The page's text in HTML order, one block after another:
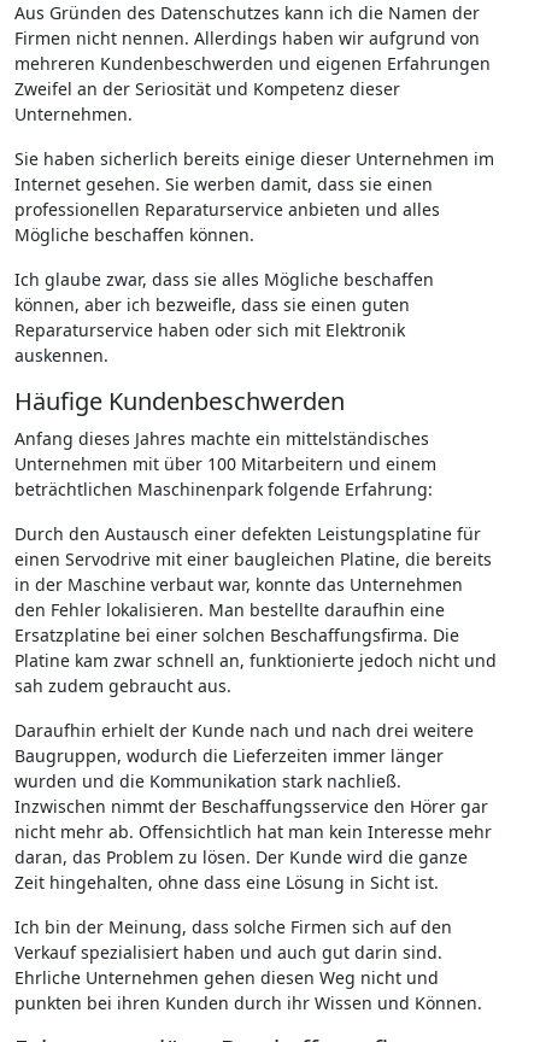
Aus Gründen des Datenschutzes kann ich die Namen der
Firmen nicht nennen. Allerdings haben wir aufgrund von
mehreren Kundenbeschwerden und eigenen Erfahrungen
Zweifel an der Seriosität und Kompetenz dieser
Unternehmen.
Sie haben sicherlich bereits einige dieser Unternehmen im
Internet gesehen. Sie werben damit, dass sie einen
professionellen Reparaturservice anbieten und alles
Mögliche beschaffen können.
Ich glaube zwar, dass sie alles Mögliche beschaffen
können, aber ich bezweifle, dass sie einen guten
Reparaturservice haben oder sich mit Elektronik
auskennen.
Häufige Kundenbeschwerden
Anfang dieses Jahres machte ein mittelständisches
Unternehmen mit über 100 Mitarbeitern und einem
beträchtlichen Maschinenpark folgende Erfahrung:
Durch den Austausch einer defekten Leistungsplatine für
einen Servodrive mit einer baugleichen Platine, die bereits
in der Maschine verbaut war, konnte das Unternehmen
den Fehler lokalisieren. Man bestellte daraufhin eine
Ersatzplatine bei einer solchen Beschaffungsfirma. Die
Platine kam zwar schnell an, funktionierte jedoch nicht und
sah zudem gebraucht aus.
Daraufhin erhielt der Kunde nach und nach drei weitere
Baugruppen, wodurch die Lieferzeiten immer länger
wurden und die Kommunikation stark nachließ.
Inzwischen nimmt der Beschaffungsservice den Hörer gar
nicht mehr ab. Offensichtlich hat man kein Interesse mehr
daran, das Problem zu lösen. Der Kunde wird die ganze
Zeit hingehalten, ohne dass eine Lösung in Sicht ist.
Ich bin der Meinung, dass solche Firmen sich auf den
Verkauf spezialisiert haben und auch gut darin sind.
Ehrliche Unternehmen gehen diesen Weg nicht und
punkten bei ihren Kunden durch ihr Wissen und Können.